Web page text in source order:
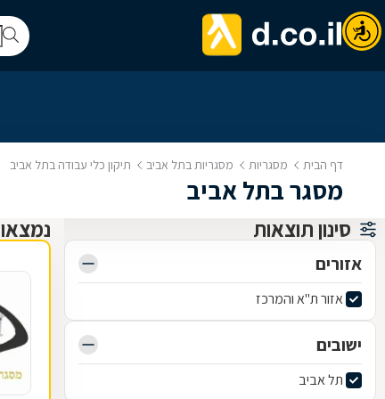
דף הבית מסגריות מסגריות בתל אביב תיקון כלי עבודה בתל אביב
מסגר בתל אביב
סינון תוצאות
אזורים
אזור ת"א והמרכז
ישובים
תל אביב
נמצאו 3 מסגריות